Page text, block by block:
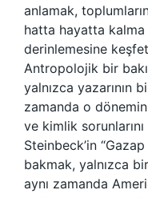
anlamak,
hatta hayatta
derinlemesine
Antropolojik bir
yalnızca yazarının
zamanda o dönemin
ve kimlik
Steinbeck’in
bakmak, yalnızca
aynı zamanda